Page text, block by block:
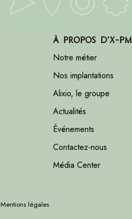
À propos d’X-PM
Notre métier
Nos implantations
Alixio, le groupe
Actualités
Événements
Contactez-nous
Média Center
Mentions légales